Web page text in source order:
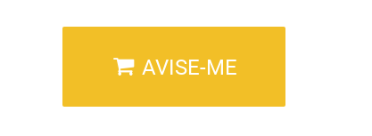
AVISE-ME